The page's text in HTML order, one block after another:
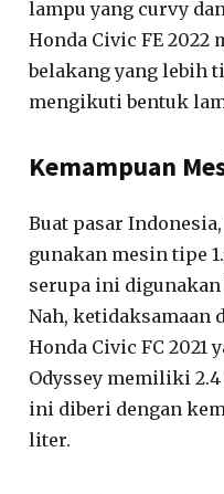
lampu yang curvy
Honda Civic FE 2022
belakang yang lebih
mengikuti bentuk
Kemampuan
Buat pasar
gunakan mesin tipe
serupa ini digunakan
Nah, ketidaksamaan
Honda Civic FC 2021
Odyssey memiliki
ini diberi dengan
liter.